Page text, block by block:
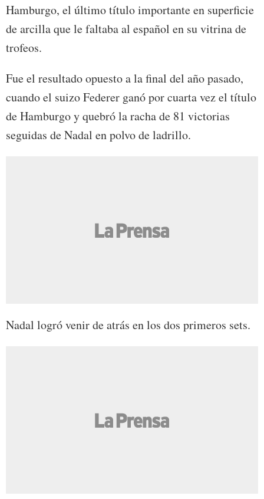
Hamburgo, el último título importante en superficie
de arcilla que le faltaba al español en su vitrina de
trofeos.
Fue el resultado opuesto a la final del año pasado,
cuando el suizo Federer ganó por cuarta vez el título
de Hamburgo y quebró la racha de 81 victorias
seguidas de Nadal en polvo de ladrillo.
Nadal logró venir de atrás en los dos primeros sets.